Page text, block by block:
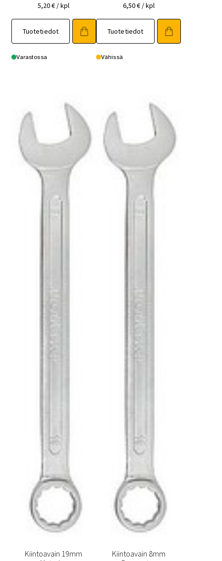
5,20€ / kpl
Tuotetiedot
Varastossa
6,50€ / kpl
Tuotetiedot
Vähissä
Kiintoavain 19mm
Kiintoavain 8mm